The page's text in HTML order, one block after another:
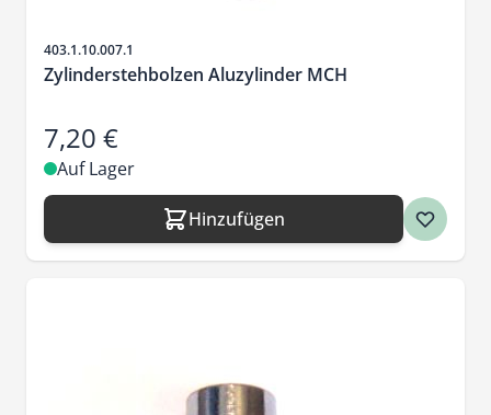
Artikelnr.
403.1.10.007.1
Zylinderstehbolzen Aluzylinder MCH
7,20 €
Auf Lager
Hinzufügen